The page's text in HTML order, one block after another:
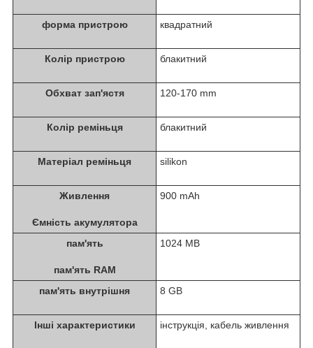
форма пристрою квадратний
Колір пристрою блакитний
Обхват зап'ястя 120-170 mm
Колір реміньця блакитний
Матеріал реміньця silikon
Живлення
Ємність акумулятора
900 mAh
пам'ять
пам'ять RAM
1024 MB
пам'ять внутрішня 8 GB
Інші характеристики інструкція, кабель живлення